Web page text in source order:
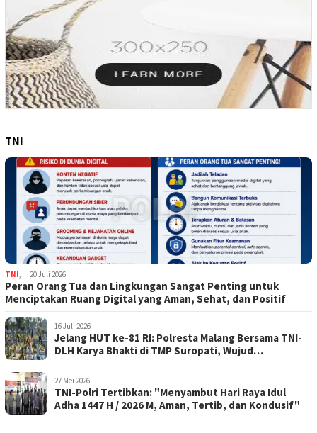
TNI
TNI, 20 Juli 2026
Peran Orang Tua dan Lingkungan Sangat Penting untuk
Menciptakan Ruang Digital yang Aman, Sehat, dan Positif
16 Juli 2026
Jelang HUT ke-81 RI: Polresta Malang Bersama TNI-
DLH Karya Bhakti di TMP Suropati, Wujud
27 Mei 2026
TNI-Polri Tertibkan: "Menyambut Hari Raya Idul
Adha 1447 H / 2026 M, Aman, Tertib, dan Kondusif"